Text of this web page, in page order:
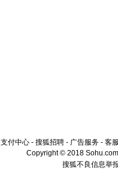
支付中心 - 搜狐招聘 - 广告服务 - 客
Copyright © 2018
搜狐不良信息举